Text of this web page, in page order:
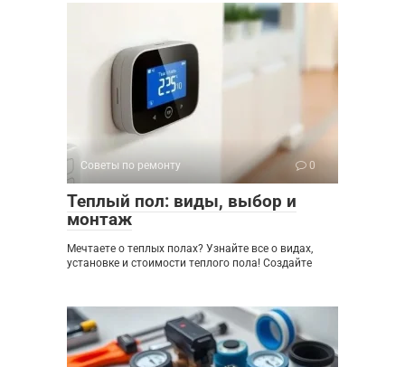
Советы по ремонту 0
Теплый пол: виды, выбор и
монтаж
Мечтаете о теплых полах? Узнайте все о видах,
установке и стоимости теплого пола! Создайте